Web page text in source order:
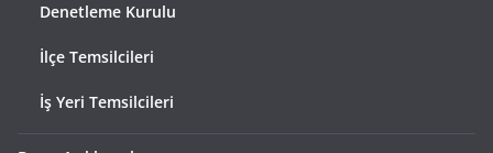
Denetleme Kurulu
İlçe Temsilcileri
İş Yeri Temsilcileri